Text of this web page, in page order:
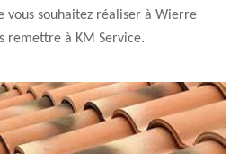
vous souhaitez réaliser à Wierre
remettre à KM Service.